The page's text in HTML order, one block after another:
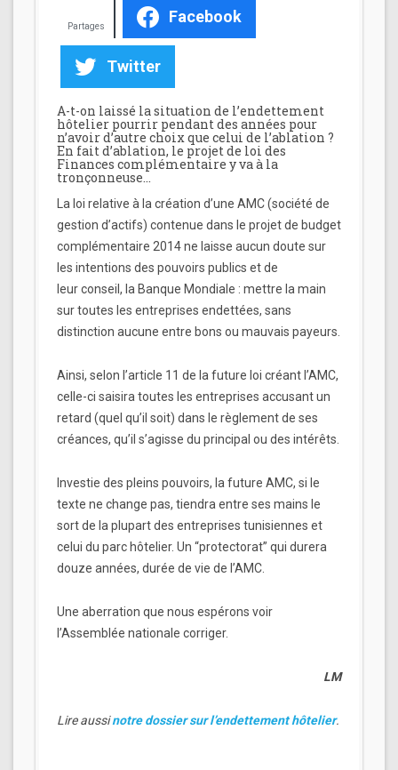
Facebook
Twitter
Partages
A-t-on laissé la situation de l’endettement
hôtelier pourrir pendant des années pour
n’avoir d’autre choix que celui de l’ablation ?
En fait d’ablation, le projet de loi des
Finances complémentaire y va à la
tronçonneuse…
La loi relative à la création d’une AMC (société de
gestion d’actifs) contenue dans le projet de budget
complémentaire 2014 ne laisse aucun doute sur
les intentions des pouvoirs publics et de
leur conseil, la Banque Mondiale : mettre la main
sur toutes les entreprises endettées, sans
distinction aucune entre bons ou mauvais payeurs.
Ainsi, selon l’article 11 de la future loi créant l’AMC,
celle-ci saisira toutes les entreprises accusant un
retard (quel qu’il soit) dans le règlement de ses
créances, qu’il s’agisse du principal ou des intérêts.
Investie des pleins pouvoirs, la future AMC, si le
texte ne change pas, tiendra entre ses mains le
sort de la plupart des entreprises tunisiennes et
celui du parc hôtelier. Un “protectorat” qui durera
douze années, durée de vie de l’AMC.
Une aberration que nous espérons voir
l’Assemblée nationale corriger.
LM
Lire aussinotre dossier sur l’endettement hôtelier.